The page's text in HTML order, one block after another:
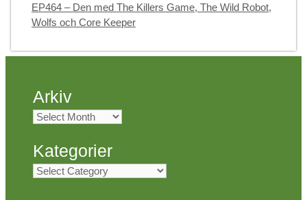
EP464 – Den med The Killers Game, The Wild Robot,
Wolfs och Core Keeper
Arkiv
Arkiv
Kategorier
Kategorier